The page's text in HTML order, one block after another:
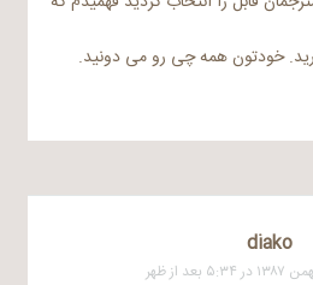
خودتون همه چی رو می دونید.
diako